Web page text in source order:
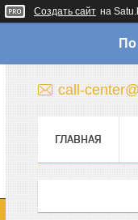
Создать сайт на
call-
ГЛАВНАЯ